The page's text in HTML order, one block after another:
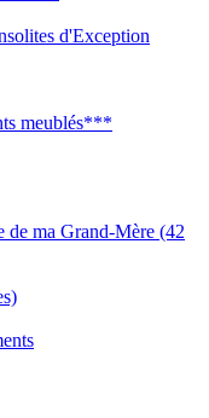
d'Exception
meublés***
de ma Grand-Mère (42